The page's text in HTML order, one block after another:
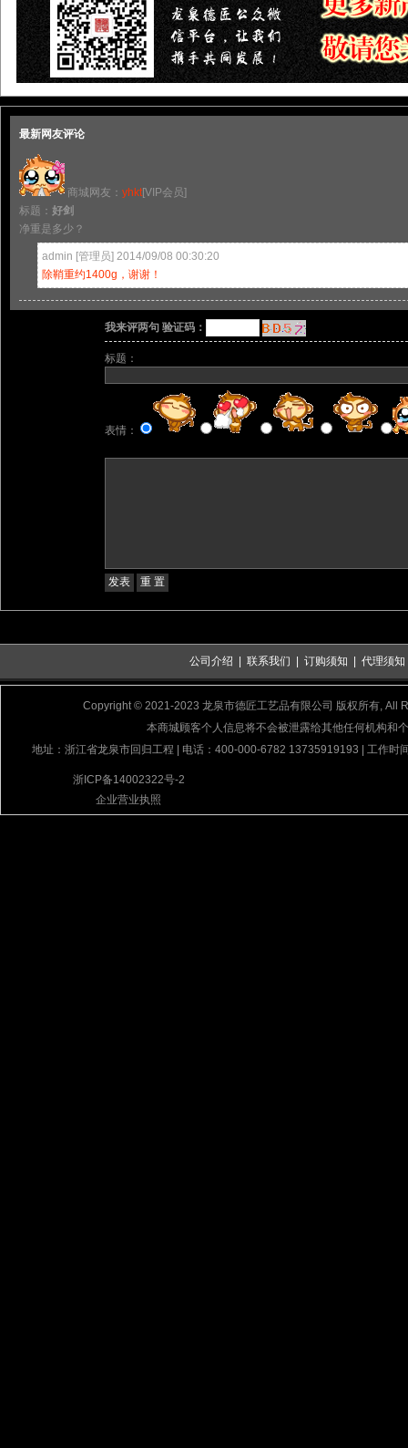
最新网友评论
商城网友： yhkt[VIP会员]
标题： 好剑
净重是多少？
admin [管理员] 2014/09/08 00:30:20
除鞘重约1400g，谢谢！
我来评两句 验证码：
标题：
表情：
公司介绍 联系我们 订购须知 代理须知
Copyright © 2021-2023 龙泉市德匠工艺品有限公司 版权所有, All
本商城顾客个人信息将不会被泄露给其他任何机构和
地址：浙江省龙泉市回归工程 | 电话：400-000-6782 13735919193 | 工作时
浙ICP备14002322号-2
企业营业执照